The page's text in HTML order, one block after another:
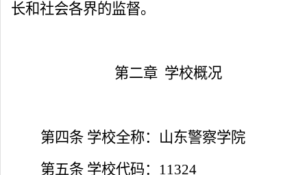
长和社会各界的监督。
第二章 学校概况
第四条 学校全称：山东警察学院
第五条 学校代码： 11324